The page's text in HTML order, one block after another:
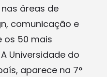
áreas de
comunicação e
os 50 mais
Universidade do
aparece na 7°